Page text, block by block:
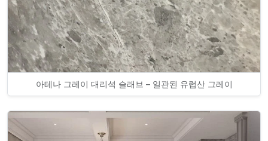
아테나 그레이 대리석 슬래브 – 일관된 유럽산 그레이